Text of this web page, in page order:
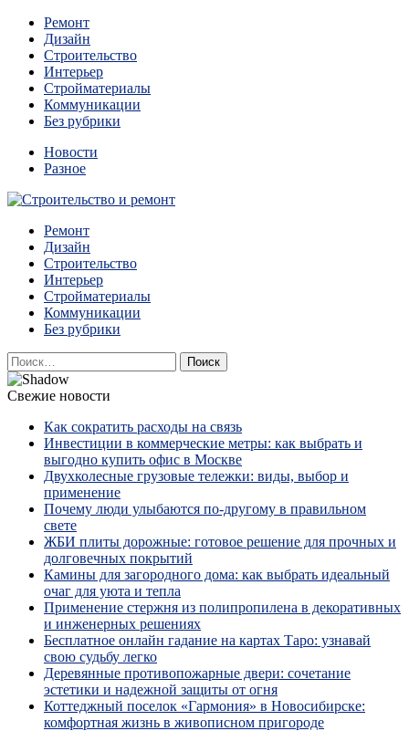
Перейти
содержимому
Ремонт
Дизайн
Строительство
Интерьер
Стройматериалы
Коммуникации
Без рубрики
Новости
Разное
Строительство и ремонт
Квартиры и дома, в которых живут разные люди, очень
отличаются между собой.
Ремонт
Дизайн
Строительство
Интерьер
Стройматериалы
Коммуникации
Без рубрики
Найти:
Свежие новости
Как сократить расходы на связь
Инвестиции в коммерческие метры: как выбрать и
выгодно купить офис в Москве
Двухколесные грузовые тележки: виды, выбор и
применение
Почему люди улыбаются по‑другому в правильном
свете
ЖБИ плиты дорожные: готовое решение для прочных и
долговечных покрытий
Камины для загородного дома: как выбрать идеальный
очаг для уюта и тепла
Применение стержня из полипропилена в декоративных
и инженерных решениях
Бесплатное онлайн гадание на картах Таро: узнавай
свою судьбу легко
Деревянные противопожарные двери: сочетание
эстетики и надежной защиты от огня
Коттеджный поселок «Гармония» в Новосибирске:
комфортная жизнь в живописном пригороде